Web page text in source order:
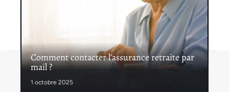
Comment contacter l’assurance retraite par
mail ?
1 octobre 2025
Contact Mentions légales Sitemap